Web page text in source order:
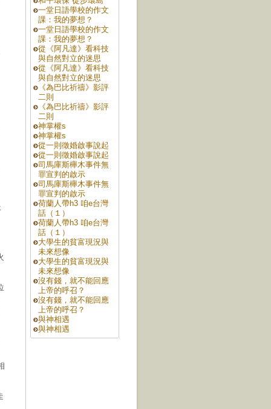
一堂日語學校的作文
課：我的夢想？
一堂日語學校的作文
課：我的夢想？
從《阿凡達》看科技
與自然對立的迷思
從《阿凡達》看科技
與自然對立的迷思
《為巴比祈禱》影評
二則
《為巴比祈禱》影評
二則
神掌權s
神掌權s
從一則徵婚啟事說起
從一則徵婚啟事說起
司馬庫斯櫸木事件無
罪宣判的啟示
司馬庫斯櫸木事件無
罪宣判的啟示
荷蘭人帶h3 咱e台灣
話（１）
荷蘭人帶h3 咱e台灣
話（１）
大學生的貧富現況與
未來想像
大學生的貧富現況與
未來想像
沒有錢，就不能回應
上帝的呼召？
沒有錢，就不能回應
上帝的呼召？
與神相遇
與神相遇